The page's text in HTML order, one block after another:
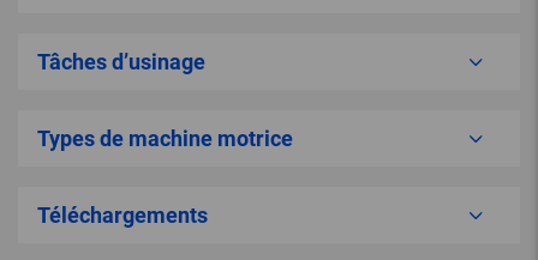
Tâches d’usinage
Types de machine motrice
Téléchargements